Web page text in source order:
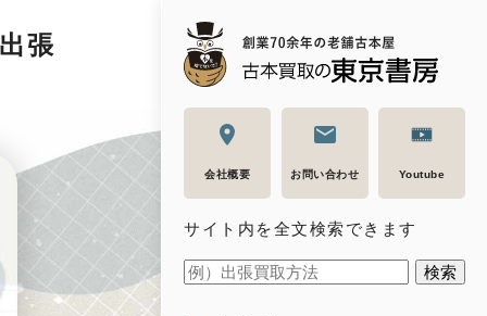
会社概要 お問い合わせ Youtube
サイト内を全文検索できます
張